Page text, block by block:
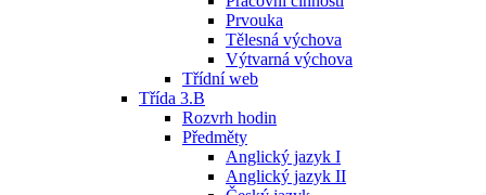
Prvouka
Tělesná výchova
Výtvarná výchova
Třídní web
Třída 3.B
Rozvrh hodin
Předměty
Anglický jazyk I
Anglický jazyk II